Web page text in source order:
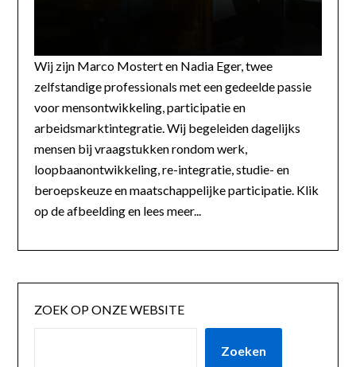
Wij zijn Marco Mostert en Nadia Eger, twee
zelfstandige professionals met een gedeelde passie
voor mensontwikkeling, participatie en
arbeidsmarktintegratie. Wij begeleiden dagelijks
mensen bij vraagstukken rondom werk,
loopbaanontwikkeling, re-integratie, studie- en
beroepskeuze en maatschappelijke participatie. Klik
op de afbeelding en lees meer...
ZOEK OP ONZE WEBSITE
Zoeken